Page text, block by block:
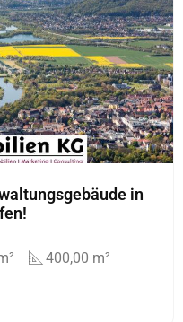
in
400,00 m²